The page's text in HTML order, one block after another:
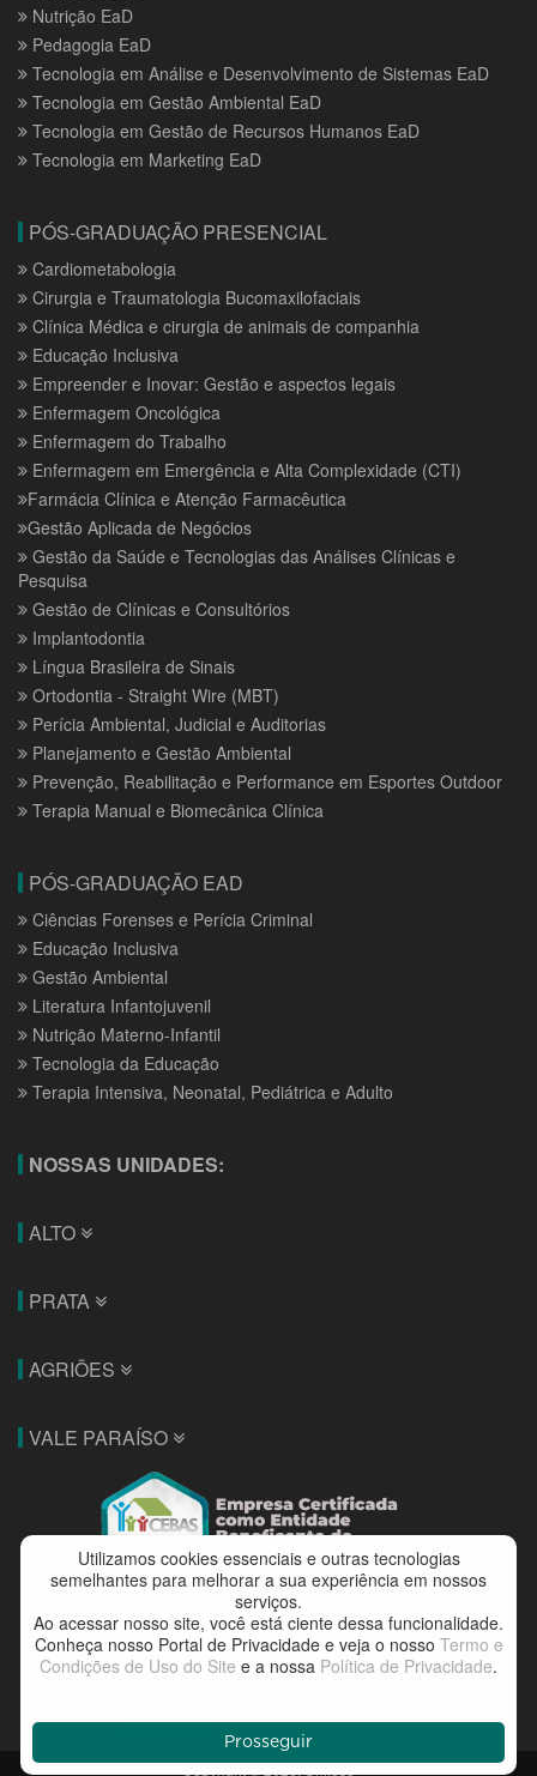
Nutrição EaD
Pedagogia EaD
Tecnologia em Análise e Desenvolvimento de Sistemas EaD
Tecnologia em Gestão Ambiental EaD
Tecnologia em Gestão de Recursos Humanos EaD
Tecnologia em Marketing EaD
PÓS-GRADUAÇÃO PRESENCIAL
Cardiometabologia
Cirurgia e Traumatologia Bucomaxilofaciais
Clínica Médica e cirurgia de animais de companhia
Educação Inclusiva
Empreender e Inovar: Gestão e aspectos legais
Enfermagem Oncológica
Enfermagem do Trabalho
Enfermagem em Emergência e Alta Complexidade (CTI)
Farmácia Clínica e Atenção Farmacêutica
Gestão Aplicada de Negócios
Gestão da Saúde e Tecnologias das Análises Clínicas e
Pesquisa
Gestão de Clínicas e Consultórios
Implantodontia
Língua Brasileira de Sinais
Ortodontia - Straight Wire (MBT)
Perícia Ambiental, Judicial e Auditorias
Planejamento e Gestão Ambiental
Prevenção, Reabilitação e Performance em Esportes Outdoor
Terapia Manual e Biomecânica Clínica
PÓS-GRADUAÇÃO EAD
Ciências Forenses e Perícia Criminal
Educação Inclusiva
Gestão Ambiental
Literatura Infantojuvenil
Nutrição Materno-Infantil
Tecnologia da Educação
Terapia Intensiva, Neonatal, Pediátrica e Adulto
NOSSAS UNIDADES:
ALTO
PRATA
AGRIÕES
VALE PARAÍSO
Copyright © 2026. Unifeso
Utilizamos cookies essenciais e outras tecnologias
semelhantes para melhorar a sua experiência em nossos
serviços.
Ao acessar nosso site, você está ciente dessa funcionalidade.
Conheça nosso Portal de Privacidade e veja o nosso Termo e
Condições de Uso do Site e a nossa Política de Privacidade.
Prosseguir